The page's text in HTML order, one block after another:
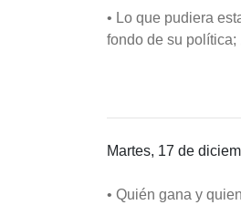
• Lo que pudiera
fondo de su política;
Martes, 17 de
• Quién gana y